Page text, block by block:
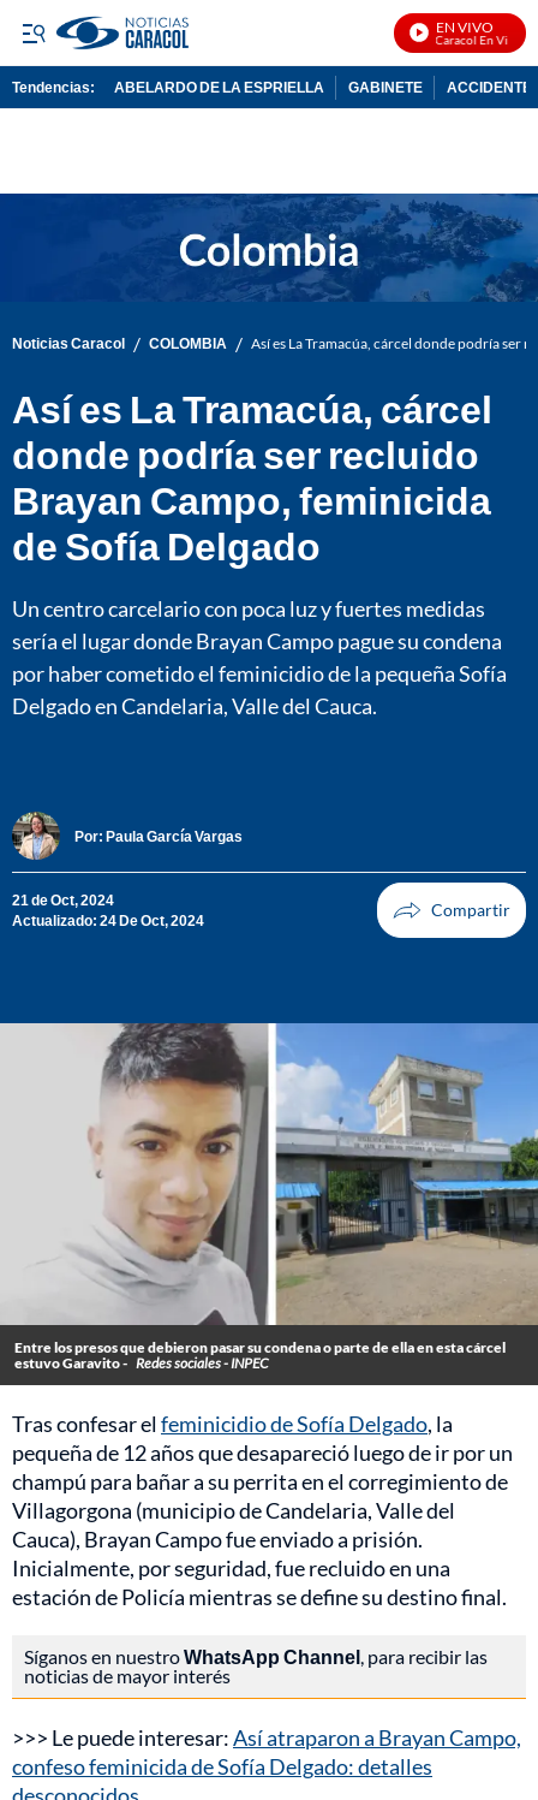
EN VIVO
Noticias Caracol En Vivo
Tendencias: ABELARDO DE LA ESPRIELLA GABINETE ACCIDENTE
Noticias Caracol / COLOMBIA / Así es La Tramacúa, cárcel donde podría ser
Así es La Tramacúa, cárcel
donde podría ser recluido
Brayan Campo, feminicida
de Sofía Delgado
Un centro carcelario con poca luz y fuertes medidas
sería el lugar donde Brayan Campo pague su condena
por haber cometido el feminicidio de la pequeña Sofía
Delgado en Candelaria, Valle del Cauca.
Por: Paula García Vargas
21 de Oct, 2024
Actualizado: 24 De Oct, 2024
Entre los presos que debieron pasar su condena o parte de ella en esta cárcel
estuvo Garavito - Redes sociales - INPEC
Tras confesar elfeminicidio de Sofía Delgado, la
pequeña de 12 años que desapareció luego de ir por un
champú para bañar a su perrita en el corregimiento de
Villagorgona (municipio de Candelaria, Valle del
Cauca), Brayan Campo fue enviado a prisión.
Inicialmente, por seguridad, fue recluido en una
estación de Policía mientras se define su destino final.
Síganos en nuestroWhatsApp Channel, para recibir las
noticias de mayor interés
>>> Le puede interesar:Así atraparon a Brayan Campo,
confeso feminicida de Sofía Delgado: detalles